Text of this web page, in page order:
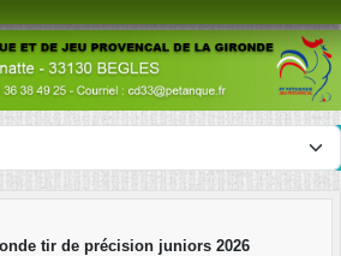
tir de précision juniors 2026